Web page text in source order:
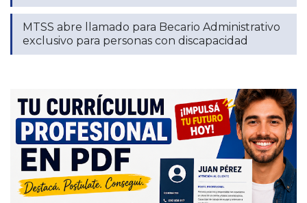
MTSS abre llamado para Becario Administrativo
exclusivo para personas con discapacidad